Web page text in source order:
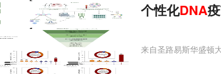
个性化DNA
来自圣路易斯华盛顿